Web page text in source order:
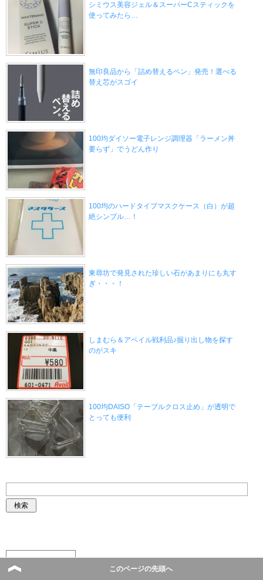
シミウス美容ジェル＆スーパーCスティックを
使ってみたら…
無印良品から「詰め替えるペン」発売！選べる
替え芯がスゴイ
100均ダイソー電子レンジ調理器「ラーメン丼
要らず」でうどん作り
100均のハードタイプマスクケース（白）が超
絶シンプル…！
東尋坊で発見された珍しい石があまりにも丸す
ぎ・・・！
しまむら＆アベイル戦利品♪掘り出し物を探す
のがスキ
100均DAISO「テーブルクロス止め」が透明で
とっても便利
このページの先頭へ